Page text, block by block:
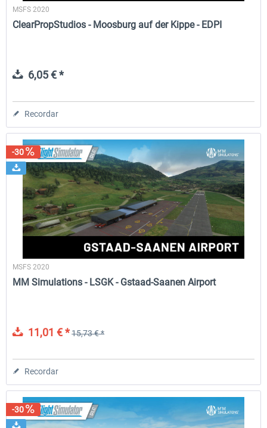
MSFS 2020
ClearPropStudios - Moosburg auf der Kippe - EDPI
6,05 € *
Recordar
-30
MSFS 2020
MM Simulations - LSGK - Gstaad-Saanen Airport
11,01 € *15,73 € *
Recordar
-30